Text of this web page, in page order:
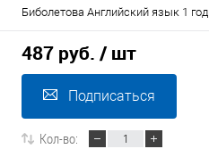
Биболетова Английский язык 1 год
487 руб. / шт
Подписаться
Кол-во: